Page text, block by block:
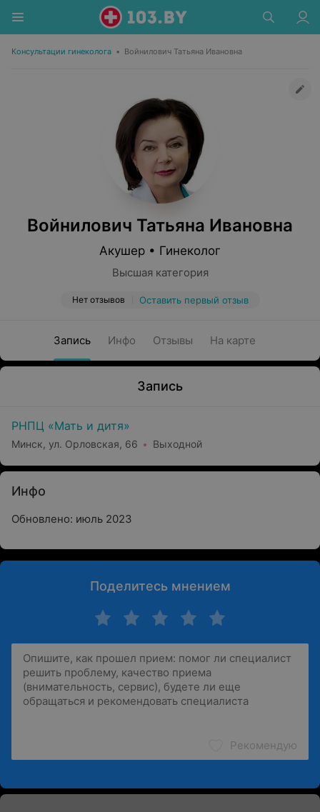
Консультации гинеколога • Войнилович Татьяна Ивановна
Войнилович Татьяна Ивановна
Акушер • Гинеколог
Высшая категория
Нет отзывов Оставить первый отзыв
Запись Инфо Отзывы На карте
Запись
РНПЦ «Мать и дитя»
Минск, ул. Орловская, 66 Выходной
Инфо
Обновлено: июль 2023
Поделитесь мнением
Рекомендую